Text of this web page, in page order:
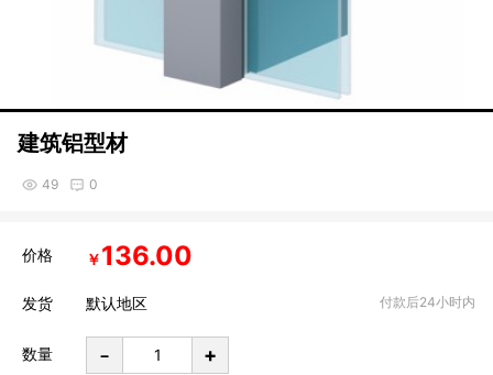
建筑铝型材
49 0
价格 ￥136.00
发货 默认地区 付款后24小时内
数量 - +